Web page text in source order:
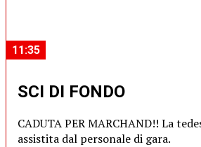
11:35
SCI DI FONDO
CADUTA PER MARCHAND!! La
assistita dal personale di gara.